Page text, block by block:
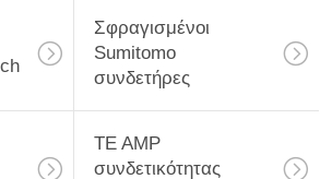
Σφραγισμένοι
Sumitomo
συνδετήρες
TE AMP
συνδετικότητας